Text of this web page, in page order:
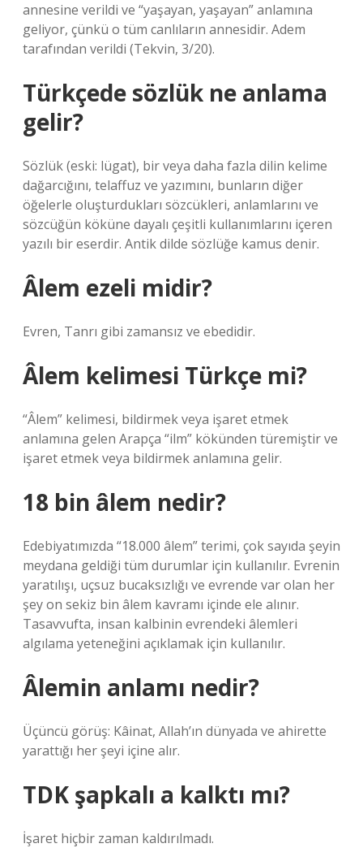
annesine verildi ve “yaşayan, yaşayan” anlamına
geliyor, çünkü o tüm canlıların annesidir. Adem
tarafından verildi (Tekvin, 3/20).
Türkçede sözlük ne anlama
gelir?
Sözlük (eski: lügat), bir veya daha fazla dilin kelime
dağarcığını, telaffuz ve yazımını, bunların diğer
öğelerle oluşturdukları sözcükleri, anlamlarını ve
sözcüğün köküne dayalı çeşitli kullanımlarını içeren
yazılı bir eserdir. Antik dilde sözlüğe kamus denir.
Âlem ezeli midir?
Evren, Tanrı gibi zamansız ve ebedidir.
Âlem kelimesi Türkçe mi?
“Âlem” kelimesi, bildirmek veya işaret etmek
anlamına gelen Arapça “ilm” kökünden türemiştir ve
işaret etmek veya bildirmek anlamına gelir.
18 bin âlem nedir?
Edebiyatımızda “18.000 âlem” terimi, çok sayıda şeyin
meydana geldiği tüm durumlar için kullanılır. Evrenin
yaratılışı, uçsuz bucaksızlığı ve evrende var olan her
şey on sekiz bin âlem kavramı içinde ele alınır.
Tasavvufta, insan kalbinin evrendeki âlemleri
algılama yeteneğini açıklamak için kullanılır.
Âlemin anlamı nedir?
Üçüncü görüş: Kâinat, Allah’ın dünyada ve ahirette
yarattığı her şeyi içine alır.
TDK şapkalı a kalktı mı?
İşaret hiçbir zaman kaldırılmadı.